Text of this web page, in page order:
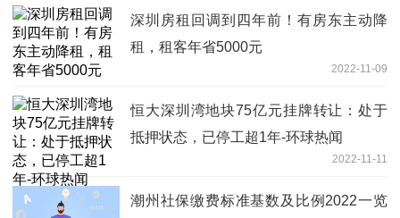
深圳房租回调到四年前！有房东主动降
租，租客年省5000元
2022-11-09
恒大深圳湾地块75亿元挂牌转让：处于
抵押状态，已停工超1年-环球热闻
2022-11-11
潮州社保缴费标准基数及比例2022一览